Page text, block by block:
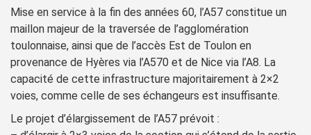
Mise en service à la fin des années 60, l’A57 constitue un
maillon majeur de la traversée de l’agglomération
toulonnaise, ainsi que de l’accès Est de Toulon en
provenance de Hyères via l’A570 et de Nice via l’A8. La
capacité de cette infrastructure majoritairement à 2×2
voies, comme celle de ses échangeurs est insuffisante.
Le projet d’élargissement de l’A57 prévoit :